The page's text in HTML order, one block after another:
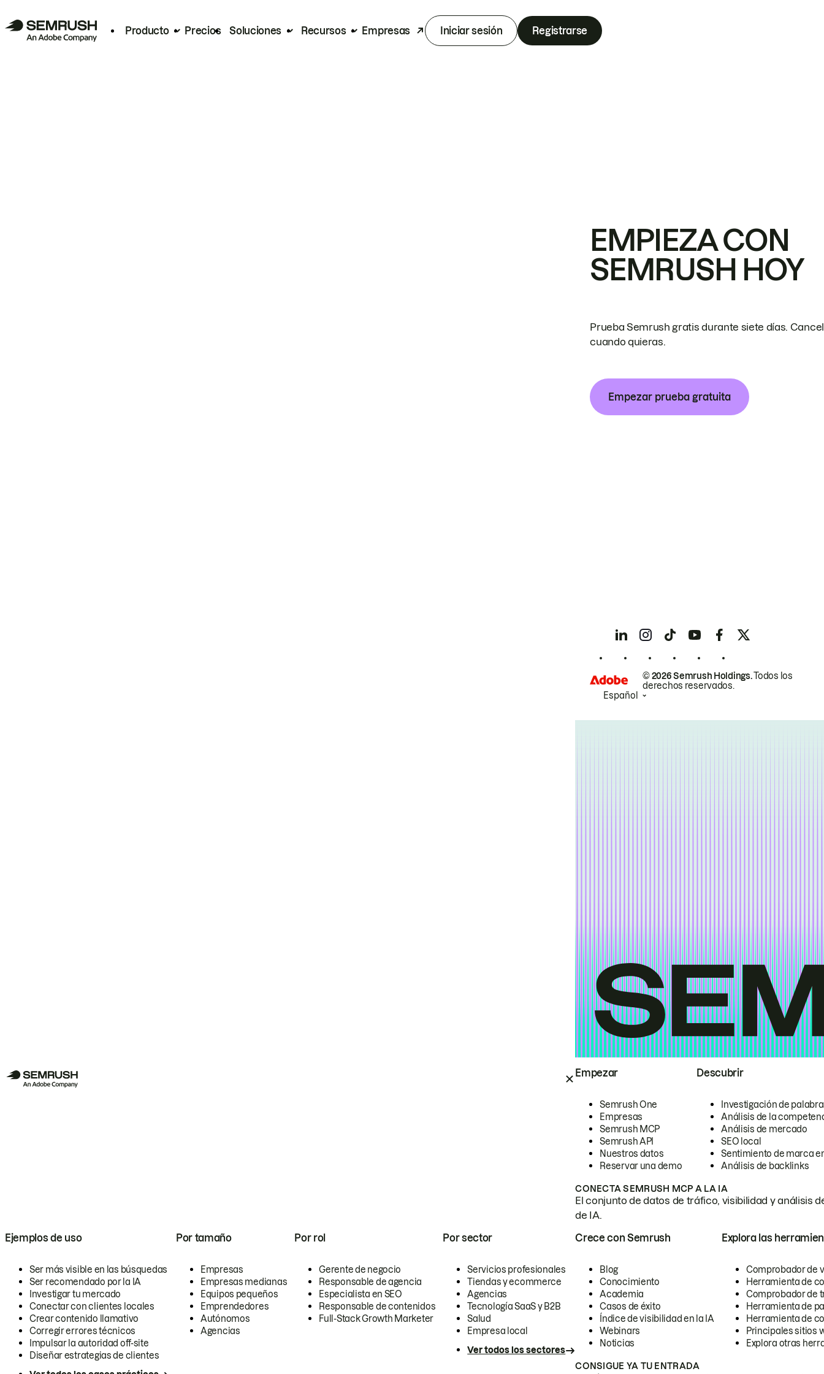
Producto Precios Soluciones Recursos Empresas Iniciar sesión Registrarse
Empezar
Semrush One
Empresas
Semrush MCP
Semrush API
Nuestros datos
Reservar una demo
Descubrir
Investigación de
Análisis de la
Análisis de mercado
SEO local
Sentimiento de marca
Análisis de backlinks
CONECTA SEMRUSH MCP A LA IA
El conjunto de datos de tráfico, visibilidad y análisis
de IA.
Ejemplos de uso
Ser más visible en las búsquedas
Ser recomendado por la IA
Investigar tu mercado
Conectar con clientes locales
Crear contenido llamativo
Corregir errores técnicos
Impulsar la autoridad off-site
Diseñar estrategias de clientes
Por tamaño
Empresas
Empresas medianas
Equipos pequeños
Emprendedores
Autónomos
Agencias
Por rol
Gerente de negocio
Responsable de agencia
Especialista en SEO
Responsable de contenidos
Full-Stack Growth Marketer
Por sector
Servicios profesionales
Tiendas y ecommerce
Agencias
Tecnología SaaS y B2B
Salud
Empresa local
Ver todos los sectores
Crece con Semrush
Blog
Conocimiento
Academia
Casos de éxito
Índice de visibilidad en la IA
Webinars
Noticias
Explora las
Comprobador de
Herramienta de
Comprobador de
Herramienta de
Herramienta de
Principales sitios
Explora otras
CONSIGUE YA TU ENTRADA
EMPIEZA CON
SEMRUSH HOY
Prueba Semrush gratis durante siete días.
cuando quieras.
Empezar prueba gratuita
© 2026 Semrush Holdings.Todos los
derechos reservados.
Español